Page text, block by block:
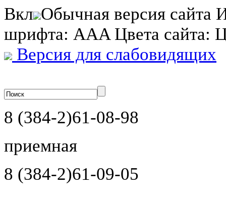
Вкл Обычная версия сайта
шрифта: AAAЦвета сайта:
Версия для слабовидящих
8 (384-2)61-08-98
приемная
8 (384-2)61-09-05